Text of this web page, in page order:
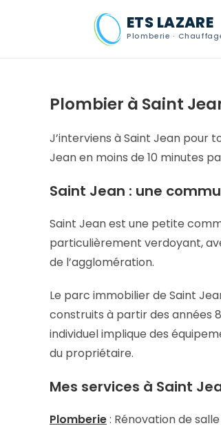
ETS LAZARE
Plomberie ·
Plombier à Saint
J’interviens à Saint Jean pour
Jean en moins de 10 minutes
Saint Jean : une
Saint Jean est une petite
particulièrement verdoyant,
de l’agglomération.
Le parc immobilier de Saint
construits à partir des années
individuel implique des
du propriétaire.
Mes services à Saint
Plomberie: Rénovation de